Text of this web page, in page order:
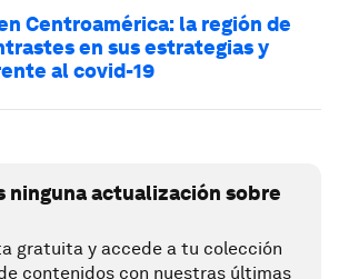
Centroamérica: la región de
en sus estrategias y
al covid-19
ninguna actualización sobre
gratuita y accede a tu colección
contenidos con nuestras últimas